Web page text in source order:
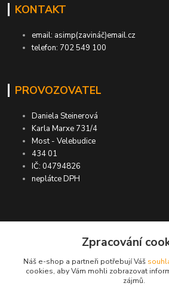
KONTAKT
email: asimp(zavináč)email.cz
telefon: 702 549 100
PROVOZOVATEL
Daniela Steinerová
Karla Marxe 731/4
Most - Velebudice
434 01
IČ: 04794826
neplátce DPH
DOPRAVA ZDARMA
Zpracování
Náš e-shop a partneři potřebují Váš
cookies, aby Vám mohli zobrazovat
zájmů.